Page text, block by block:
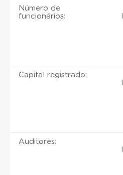
Número de
funcionários:
Capital registrado:
Auditores: